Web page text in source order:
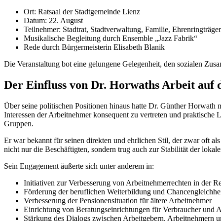
Ort: Ratsaal der Stadtgemeinde Lienz
Datum: 22. August
Teilnehmer: Stadtrat, Stadtverwaltung, Familie, Ehrenringträger
Musikalische Begleitung durch Ensemble „Jazz Fabrik“
Rede durch Bürgermeisterin Elisabeth Blanik
Die Veranstaltung bot eine gelungene Gelegenheit, den sozialen
Der Einfluss von Dr. Horwaths Arbeit auf
Über seine politischen Positionen hinaus hatte Dr. Günther
Interessen der Arbeitnehmer konsequent zu vertreten und
Gruppen.
Er war bekannt für seinen direkten und ehrlichen Stil, der zwar oft
nicht nur die Beschäftigten, sondern trug auch zur Stabilität der
Sein Engagement äußerte sich unter anderem in:
Initiativen zur Verbesserung von Arbeitnehmerrechten in der
Förderung der beruflichen Weiterbildung und
Verbesserung der Pensionensituation für ältere Arbeitnehmer
Einrichtung von Beratungseinrichtungen für Verbraucher und
Stärkung des Dialogs zwischen Arbeitgebern, Arbeitnehmern